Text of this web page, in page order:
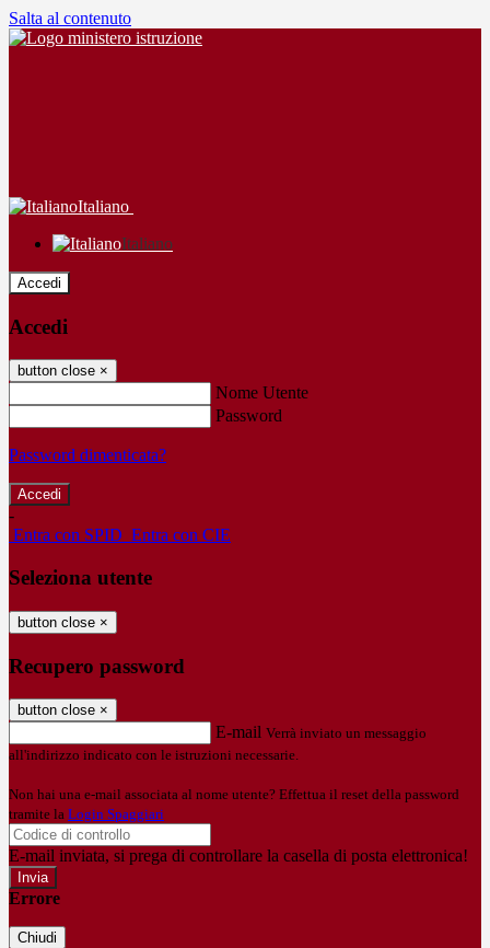
Salta al contenuto
Italiano
Italiano
Accedi
Accedi
button close ×
Nome Utente
Password
Password dimenticata?
-
Entra con SPID Entra con CIE
Seleziona utente
button close ×
Recupero password
button close ×
E-mail Verrà inviato un messaggio
all'indirizzo indicato con le istruzioni necessarie.
Non hai una e-mail associata al nome utente? Effettua il reset della password
tramite la Login Spaggiari
E-mail inviata, si prega di controllare la casella di posta elettronica!
Errore
Chiudi